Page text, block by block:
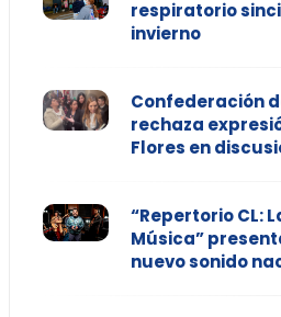
respiratorio
invierno
Confederación
rechaza
Flores en
“Repertorio CL:
Música”
nuevo sonido